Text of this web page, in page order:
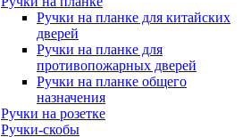
Ручки на планке для китайских
дверей
Ручки на планке для
противопожарных дверей
Ручки на планке общего
назначения
Ручки на розетке
Ручки-скобы